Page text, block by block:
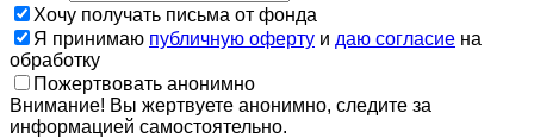
Хочу получать письма от фонда
Я принимаю публичную оферту и даю согласие на
обработку
Пожертвовать анонимно
Внимание! Вы жертвуете анонимно, следите за
информацией самостоятельно.